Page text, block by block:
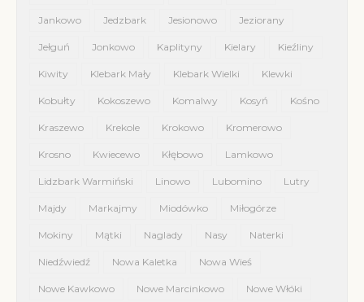
Jankowo Jedzbark Jesionowo Jeziorany
Jełguń Jonkowo Kaplityny Kielary Kieźliny
Kiwity Klebark Mały Klebark Wielki Klewki
Kobułty Kokoszewo Komalwy Kosyń Kośno
Kraszewo Krekole Krokowo Kromerowo
Krosno Kwiecewo Kłębowo Lamkowo
Lidzbark Warmiński Linowo Lubomino Lutry
Majdy Markajmy Miodówko Miłogórze
Mokiny Mątki Naglady Nasy Naterki
Niedźwiedź Nowa Kaletka Nowa Wieś
Nowe Kawkowo Nowe Marcinkowo Nowe Włóki